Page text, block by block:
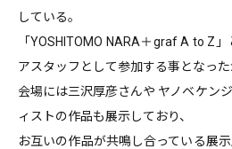
している。
「YOSHITOMO NARA＋graf A to Z
アスタッフとして参加する事となった
会場には三沢厚彦さんや ヤノベケン
ィストの作品も展示しており、
お互いの作品が共鳴し合っている展